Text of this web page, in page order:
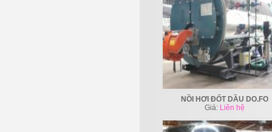
NỒI HƠI ĐỐT DẦU DO.FO
Giá: Liên hệ